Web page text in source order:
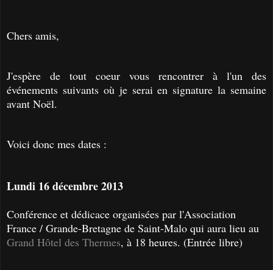
Chers amis,
J'espère de tout coeur vous rencontrer à l'un des
événements suivants où je serai en signature la semaine
avant Noël.
Voici donc mes dates :
Lundi 16 décembre 2013
Conférence et dédicace organisées par l'Association
France / Grande-Bretagne de Saint-Malo qui aura lieu au
Grand Hôtel des Thermes, à 18 heures. (Entrée libre)